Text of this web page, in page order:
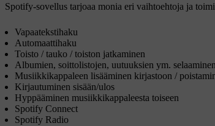
Spotify-sovellus tarjoaa monia eri vaihtoehtoja ja
Vapaatekstihaku
Automaattihaku
Toisto / tauko / toiston jatkaminen
Albumien, soittolistojen, uutuuksien ym. selaaminen
Musiikkikappaleen lisääminen kirjastoon /
Kirjautuminen sisään/ulos
Hyppääminen musiikkikappaleesta toiseen
Spotify Connect
Spotify Radio